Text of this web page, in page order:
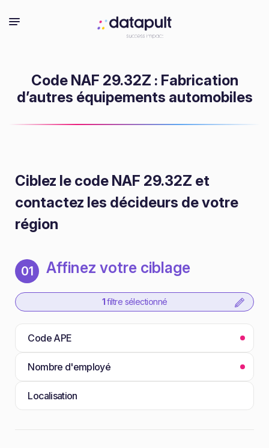
Code NAF 29.32Z : Fabrication
d’autres équipements automobiles
Ciblez le code NAF 29.32Z et
contactez les décideurs de votre
région
01 Affinez votre ciblage
1 filtre sélectionné
Code APE
Nombre d'employé
Localisation